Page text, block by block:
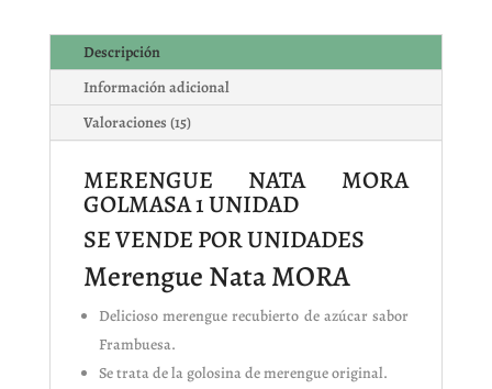
Descripción
Información adicional
Valoraciones (15)
MERENGUE NATA MORA
GOLMASA 1 UNIDAD
SE VENDE POR UNIDADES
Merengue Nata MORA
Delicioso merengue recubierto de azúcar sabor
Frambuesa.
Se trata de la golosina de merengue original.